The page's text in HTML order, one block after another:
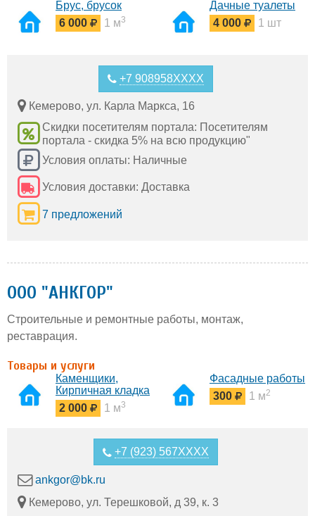
Брус, брусок
6 000
1 м3
Дачные туалеты
4 000
1 шт
+7 908958XXXX
Кемерово, ул. Карла Маркса, 16
Скидки посетителям портала: Посетителям
портала - скидка 5% на всю продукцию"
Условия оплаты: Наличные
Условия доставки: Доставка
7 предложений
ООО "АНКГОР"
Строительные и ремонтные работы, монтаж,
реставрация.
Товары и услуги
Каменщики,
Кирпичная кладка
2 000
1 м3
Фасадные работы
300
1 м2
+7 (923) 567XXXX
ankgor@bk.ru
Кемерово, ул. Терешковой, д 39, к. 3